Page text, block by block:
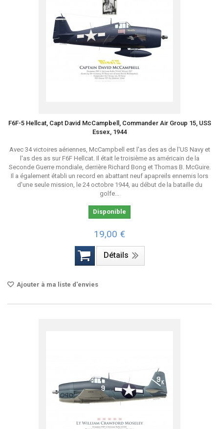
F6F-5 Hellcat, Capt David McCampbell, Commander Air Group 15, USS
Essex, 1944
Avec 34 victoires aériennes, McCampbell est l'as des as de l'US Navy et
l'as des as sur F6F Hellcat. Il était le troisième as américain de la
Seconde Guerre mondiale, derrière Richard Bong et Thomas B. McGuire.
Il a également établi un record en abattant neuf apapreils ennemis lors
d'une seule mission, le 24 octobre 1944, au début de la bataille du
golfe...
Disponible
19,00 €
Détails
Ajouter à ma liste d'envies